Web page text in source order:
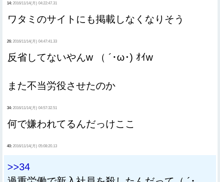
14: 2016/11/14(月) 04:22:47.31
ワタミのサイトにも掲載しなくなりそう
26: 2016/11/14(月) 04:47:41.33
反省してないやんw （ ´･ω･) ｵｲw
また不当労役させたのか
34: 2016/11/14(月) 04:57:32.51
何で嫌われてるんだっけここ
40: 2016/11/14(月) 05:08:20.13
>>34